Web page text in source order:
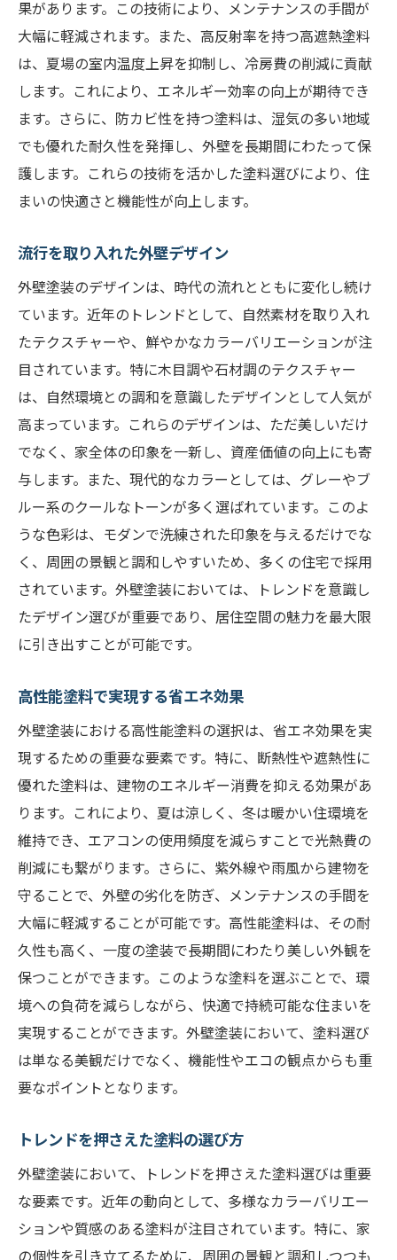
果があります。この技術により、メンテナンスの手間が
大幅に軽減されます。また、高反射率を持つ高遮熱塗料
は、夏場の室内温度上昇を抑制し、冷房費の削減に貢献
します。これにより、エネルギー効率の向上が期待でき
ます。さらに、防カビ性を持つ塗料は、湿気の多い地域
でも優れた耐久性を発揮し、外壁を長期間にわたって保
護します。これらの技術を活かした塗料選びにより、住
まいの快適さと機能性が向上します。
流行を取り入れた外壁デザイン
外壁塗装のデザインは、時代の流れとともに変化し続け
ています。近年のトレンドとして、自然素材を取り入れ
たテクスチャーや、鮮やかなカラーバリエーションが注
目されています。特に木目調や石材調のテクスチャー
は、自然環境との調和を意識したデザインとして人気が
高まっています。これらのデザインは、ただ美しいだけ
でなく、家全体の印象を一新し、資産価値の向上にも寄
与します。また、現代的なカラーとしては、グレーやブ
ルー系のクールなトーンが多く選ばれています。このよ
うな色彩は、モダンで洗練された印象を与えるだけでな
く、周囲の景観と調和しやすいため、多くの住宅で採用
されています。外壁塗装においては、トレンドを意識し
たデザイン選びが重要であり、居住空間の魅力を最大限
に引き出すことが可能です。
高性能塗料で実現する省エネ効果
外壁塗装における高性能塗料の選択は、省エネ効果を実
現するための重要な要素です。特に、断熱性や遮熱性に
優れた塗料は、建物のエネルギー消費を抑える効果があ
ります。これにより、夏は涼しく、冬は暖かい住環境を
維持でき、エアコンの使用頻度を減らすことで光熱費の
削減にも繋がります。さらに、紫外線や雨風から建物を
守ることで、外壁の劣化を防ぎ、メンテナンスの手間を
大幅に軽減することが可能です。高性能塗料は、その耐
久性も高く、一度の塗装で長期間にわたり美しい外観を
保つことができます。このような塗料を選ぶことで、環
境への負荷を減らしながら、快適で持続可能な住まいを
実現することができます。外壁塗装において、塗料選び
は単なる美観だけでなく、機能性やエコの観点からも重
要なポイントとなります。
トレンドを押さえた塗料の選び方
外壁塗装において、トレンドを押さえた塗料選びは重要
な要素です。近年の動向として、多様なカラーバリエー
ションや質感のある塗料が注目されています。特に、家
の個性を引き立てるために、周囲の景観と調和しつつも